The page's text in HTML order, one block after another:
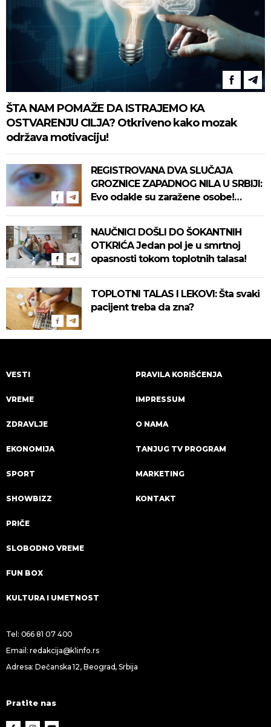
ŠTA NAM POMAŽE DA ISTRAJEMO KA
OSTVARENJU CILJA? Otkriveno kako mozak
održava motivaciju!
REGISTROVANA DVA SLUČAJA
GROZNICE ZAPADNOG NILA U SRBIJI:
Evo odakle su zaražene osobe!
NAUČNICI DOŠLI DO ŠOKANTNIH
OTKRIĆA Jedan pol je u smrtnoj
opasnosti tokom toplotnih talasa!
TOPLOTNI TALAS I LEKOVI: Šta svaki
pacijent treba da zna?
VESTI
VREME
ZDRAVLJE
EKONOMIJA
SPORT
SHOWBIZZ
PRIČE
SLOBODNO VREME
FUN BOX
KULTURA I UMETNOST
PRAVILA KORIŠĆENJA
IMPRESSUM
O NAMA
TANJUG TV PROGRAM
MARKETING
KONTAKT
Tel: 066 81 07 400
Email:redakcija@k1info.rs
Adresa: Dečanska 12, Beograd, Srbija
Pratite nas